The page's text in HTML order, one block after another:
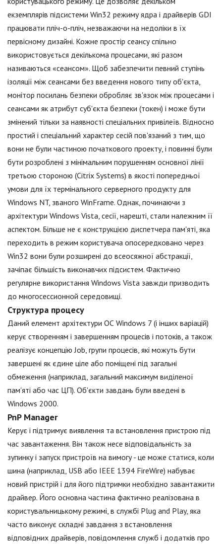
екземплярів підсистеми Win32 режиму ядра і драйверів GDI
працювати пліч-о-пліч, незважаючи на недоліки в їх
первісному дизайні. Кожне простір сеансу спільно
використовується декількома процесами, які разом
називаються «сеансом». Щоб забезпечити певний ступінь
ізоляції між сеансами без введення нового типу об'єкта,
монітор посилань безпеки обробляє зв'язок між процесами і
сеансами як атрибут суб'єкта безпеки (токен) і може бути
змінений тільки за наявності спеціальних привілеїв. Відносно
простий і спеціальний характер сесій пов'язаний з тим, що
вони не були частиною початкового проекту, і повинні були
бути розроблені з мінімальним порушенням основної лінії
третьою стороною (Citrix Systems) в якості попередньої
умови для їх термінального серверного продукту для
Windows NT, званого WinFrame. Однак, починаючи з
архітектури Windows Vista, сесії, нарешті, стали належним її
аспектом. Більше не є конструкцією диспетчера пам'яті, яка
переходить в режим користувача опосередковано через
Win32 вони були розширені до всеосяжної абстракції,
зачіпає більшість виконавчих підсистем. Фактично
регулярне використання Windows Vista завжди призводить
до многосессионной середовищі.
Структура процесу
Даний елемент архітектури ОС Windows 7 (і інших варіацій)
керує створенням і завершенням процесів і потоків, а також
реалізує концепцію Job, групи процесів, які можуть бути
завершені як єдине ціле або поміщені під загальні
обмеження (наприклад, загальний максимум виділеної
пам'яті або час ЦП). Об'єкти завдань були введені в
Windows 2000.
PnP Manager
Керує і підтримує виявлення та встановлення пристрою під
час завантаження. Він також несе відповідальність за
зупинку і запуск пристроїв на вимогу - це може статися, коли
шина (наприклад, USB або IEEE 1394 FireWire) набуває
новий пристрій і для його підтримки необхідно завантажити
драйвер. Його основна частина фактично реалізована в
користувальницькому режимі, в службі Plug and Play, яка
часто виконує складні завдання з встановлення
відповідних драйверів, повідомлення служб і додатків про